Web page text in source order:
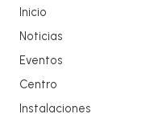
Inicio
Noticias
Eventos
Centro
Instalaciones